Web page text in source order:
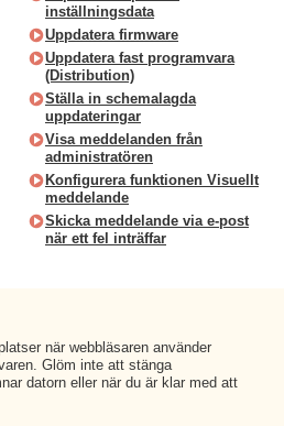
inställningsdata
Uppdatera firmware
Uppdatera fast programvara
(Distribution)
Ställa in schemalagda
uppdateringar
Visa meddelanden från
administratören
Konfigurera funktionen Visuellt
meddelande
Skicka meddelande via e-post
när ett fel inträffar
när webbläsaren använder
Glöm inte att stänga
datorn eller när du är klar med att